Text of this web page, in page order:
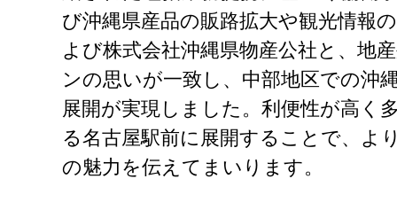
び沖縄県産品の販路拡大や観光情報
よび株式会社沖縄県物産公社と、地
ンの思いが一致し、中部地区での沖
展開が実現しました。利便性が高く
る名古屋駅前に展開することで、よ
の魅力を伝えてまいります。